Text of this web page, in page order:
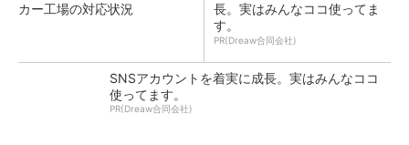
カー工場の対応状況
長。実はみんなココ使ってま
す。
PR(Dreaw合同会社)
SNSアカウントを着実に成長。実はみんなココ
使ってます。
PR(Dreaw合同会社)